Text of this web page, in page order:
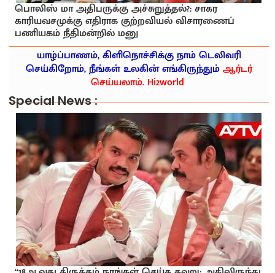
பொலிஸ் மா அதிபருக்கு அச்சுறுத்தல்?: சாகர
காரியவசமுக்கு எதிராக குற்றவியல் விசாரணைப்
பணியகம் நீதிமன்றில் மனு
யாழ்ப்பாணம், கிளிநொச்சிக்கு நாம் டெலிவரி
செய்கிறோம், நீங்கள் உலகின் எங்கிருந்தும்ஆர்டர்
செய்யலாம். Hi2world
Special News :